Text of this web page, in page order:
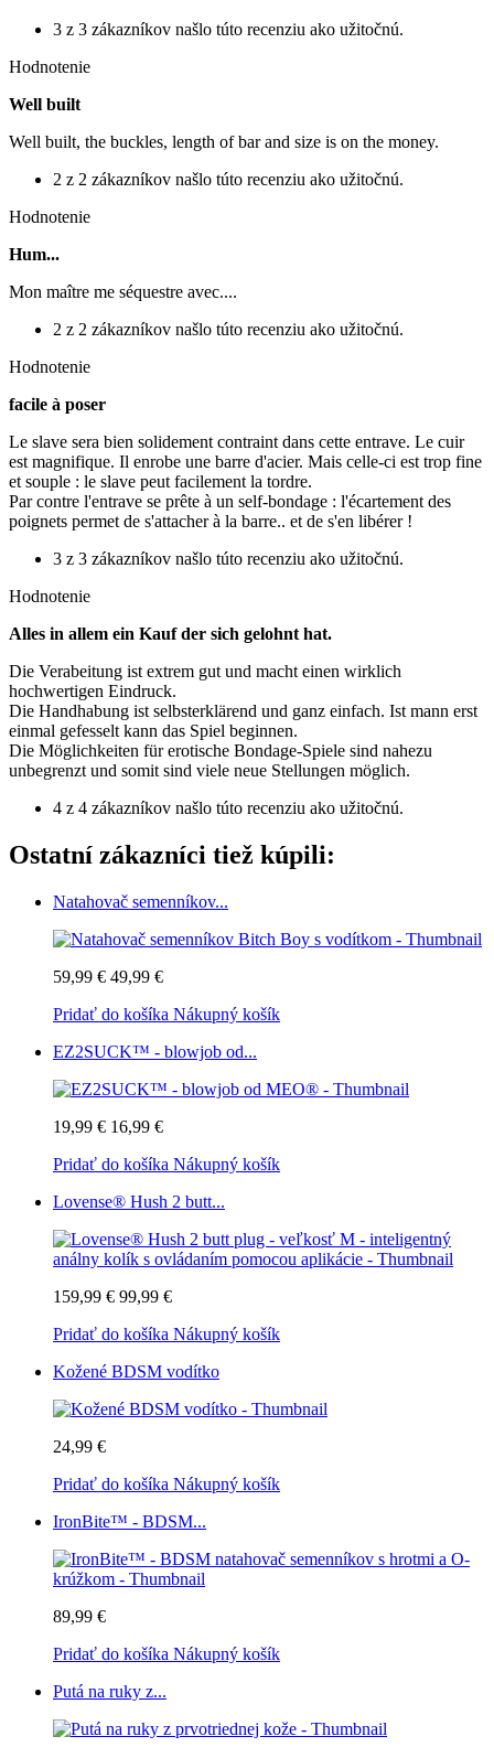
3 z 3 zákazníkov našlo túto recenziu ako užitočnú.
Hodnotenie
Well built
Well built, the buckles, length of bar and size is on the money.
2 z 2 zákazníkov našlo túto recenziu ako užitočnú.
Hodnotenie
Hum...
Mon maître me séquestre avec....
2 z 2 zákazníkov našlo túto recenziu ako užitočnú.
Hodnotenie
facile à poser
Le slave sera bien solidement contraint dans cette entrave. Le cuir
est magnifique. Il enrobe une barre d'acier. Mais celle-ci est trop fine
et souple : le slave peut facilement la tordre.
Par contre l'entrave se prête à un self-bondage : l'écartement des
poignets permet de s'attacher à la barre.. et de s'en libérer !
3 z 3 zákazníkov našlo túto recenziu ako užitočnú.
Hodnotenie
Alles in allem ein Kauf der sich gelohnt hat.
Die Verabeitung ist extrem gut und macht einen wirklich
hochwertigen Eindruck.
Die Handhabung ist selbsterklärend und ganz einfach. Ist mann erst
einmal gefesselt kann das Spiel beginnen.
Die Möglichkeiten für erotische Bondage-Spiele sind nahezu
unbegrenzt und somit sind viele neue Stellungen möglich.
4 z 4 zákazníkov našlo túto recenziu ako užitočnú.
Ostatní zákazníci tiež kúpili:
Natahovač semenníkov...
59,99 € 49,99 €
Pridať do košíka Nákupný košík
EZ2SUCK™ - blowjob od...
19,99 € 16,99 €
Pridať do košíka Nákupný košík
Lovense® Hush 2 butt...
159,99 € 99,99 €
Pridať do košíka Nákupný košík
Kožené BDSM vodítko
24,99 €
Pridať do košíka Nákupný košík
IronBite™ - BDSM...
89,99 €
Pridať do košíka Nákupný košík
Putá na ruky z...